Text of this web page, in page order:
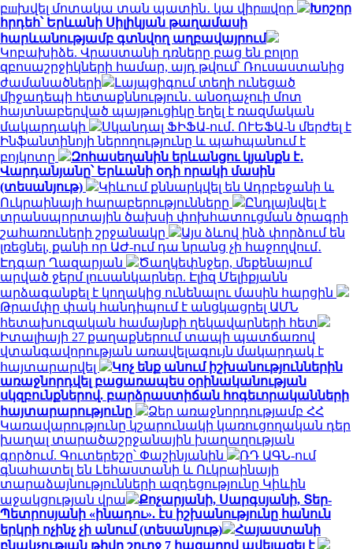
բшխվել մոտակա տան պատին․ կա վիրшվոր
Խոշոր
հրդեհ՝ Երևանի Սիլիկյան թաղամասի
հարևանությամբ գտնվող աղբավայրում
Կոբախիձե. Վրաստանի դռները բաց են բոլոր
զբոսաշրջիկների համար, այդ թվում՝ Ռուսաստանից
ժամանածների
Լայպցիգում տեղի ունեցած
միջադեպի հետաքննություն․ անօդաչուի մոտ
հայտնաբերված պայթուցիկը եղել է ռազմական
մակարդակի
Սկանդալ ՖԻՖԱ-ում․ ՈՒԵՖԱ-ն մերժել է
Ինֆանտինոյի ներողությունը և պահպանում է
բոյկոտը
Զոհասեղանին երևանցու կյանքն է․
Վարդանյանը՝ Երևանի օդի որակի մասին
(տեսանյութ)
Կիևում քննարկվել են Ադրբեջանի և
Ուկրաինայի հարաբերությունները
Ընդլայնվել է
տրանսպորտային ծախսի փոխհատուցման ծրագրի
շահառուների շրջանակը
Այս ձևով ինձ փորձում են
լռեցնել, քանի որ ԱԺ-ում դա նրանց չի հաջողվում․
Էդգար Ղազարյան
Ծաղկեփնջեր, մեքենայում
արված ջերմ լուսանկարներ. Էլիզ Մելիքյանն
արձագանքել է կողակից ունենալու մասին հարցին
Թրամփը փակ հանդիպում է անցկացրել ԱՄՆ
հետախուզական համայնքի ղեկավարների հետ
Իտալիայի 27 քաղաքներում տապի պատճառով
վտանգավորության առավելագույն մակարդակ է
հայտարարվել
Կոչ ենք անում իշխանություններին
առաջնորդվել բացառապես օրինականության
սկզբունքներով. բարձրաստիճան հոգեւորականների
հայտարարությունը
Ձեր առաջնորդությամբ ՀՀ
Կառավարությունը կշարունակի կառուցողական դեր
խաղալ տարածաշրջանային խաղաղության
գործում. Գուտերեշը՝ Փաշինյանին
ՌԴ ԱԳՆ-ում
գնահատել են Լեհաստանի և Ուկրաինայի
տարաձայնությունների ազդեցությունը Կիևին
աջակցության վրա
Քոչարյանի, Սարգսյանի, Տեր-
Պետրոսյանի «ինադու». էս իշխանությունը հանուն
երկրի ոչինչ չի անում (տեսանյութ)
Հայաստանի
բնակչության թիվը շուրջ 7 հազարով ավելացել է